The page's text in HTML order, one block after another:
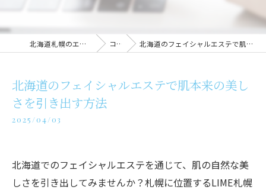
北海道札幌のエステならLIME札幌 コラム 北海道のフェイシャルエステで肌本来の美しさを引き出す方法
北海道のフェイシャルエステで肌本来の美し
さを引き出す方法
2025/04/03
北海道でのフェイシャルエステを通じて、肌の自然な美
しさを引き出してみませんか？札幌に位置するLIME札幌